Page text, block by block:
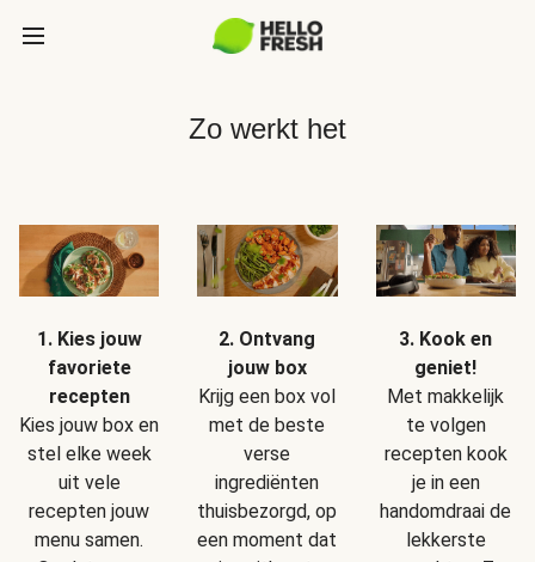
Zo werkt het
1. Kies jouw
favoriete
recepten
Kies jouw box en
stel elke week
uit vele
recepten jouw
menu samen.
2. Ontvang
jouw box
Krijg een box vol
met de beste
verse
ingrediënten
thuisbezorgd, op
een moment dat
3. Kook en
geniet!
Met makkelijk
te volgen
recepten kook
je in een
handomdraai de
lekkerste